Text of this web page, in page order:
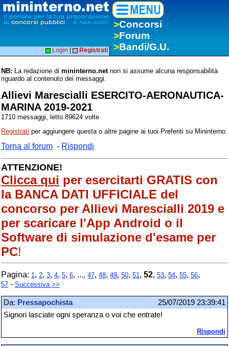
>Concorsi
>Forum
>Bandi/G.U.
Login Registrati
NB: La redazione di mininterno.netnon si assume alcuna responsabilità
riguardo al contenuto dei messaggi.
Allievi Marescialli ESERCITO-AERONAUTICA-
MARINA 2019-2021
1710 messaggi, letto 89624 volte
Registrati per aggiungere questa o altre pagine ai tuoi Preferiti su Mininterno.
Torna al forum - Rispondi
ATTENZIONE!
Clicca qui per esercitarti GRATIS con
la BANCA DATI UFFICIALE del
concorso per Allievi Marescialli 2019 e
per scaricare l'App Android o il
Software di simulazione d'esame per
PC!
Pagina: 1, 2, 3, 4, 5, 6, ..., 47, 48, 49, 50, 51, 52, 53, 54, 55, 56,
57 - Successiva >>
Da: Pressapochista
25/07/2019 23:39:41
Signori lasciate ogni speranza o voi che entrate!
Rispondi